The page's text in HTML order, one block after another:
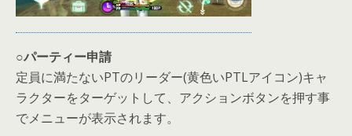
○パーティー申請
定員に満たないPTのリーダー(黄色いPTLアイコン)キャ
ラクターをターゲットして、アクションボタンを押す事
でメニューが表示されます。